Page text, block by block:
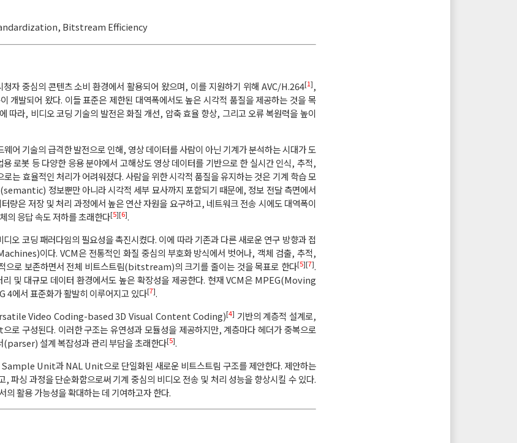
, Bitstream Efficiency
자 중심의 콘텐츠 소비 환경에서 활용되어 왔으며, 이를 지원하기 위해 AVC/H.264[1],
개발되어 왔다. 이들 표준은 제한된 대역폭에서도 높은 시각적 품질을 제공하는 것을 목
따라, 비디오 코딩 기술의 발전은 화질 개선, 압축 효율 향상, 그리고 오류 복원력을 높이
어 기술의 급격한 발전으로 인해, 영상 데이터를 사람이 아닌 기계가 분석하는 시대가 도
로봇 등 다양한 응용 분야에서 고해상도 영상 데이터를 기반으로 한 실시간 인식, 추적,
는 효율적인 처리가 어려워졌다. 사람을 위한 시각적 품질을 유지하는 것은 기계 학습 모
정보뿐만 아니라 시각적 세부 묘사까지 포함되기 때문에, 정보 전달 측면에서
량은 저장 및 처리 과정에서 높은 연산 자원을 요구하고, 네트워크 전송 시에도 대역폭이
의 응답 속도 저하를 초래한다[5][6].
오 코딩 패러다임의 필요성을 촉진시켰다. 이에 따라 기존과 다른 새로운 연구 방향과 접
이다. VCM은 전통적인 화질 중심의 부호화 방식에서 벗어나, 객체 검출, 추적,
으로 보존하면서 전체 비트스트림(bitstream)의 크기를 줄이는 것을 목표로 한다[5][7].
및 대규모 데이터 환경에서도 높은 확장성을 제공한다. 현재 VCM은 MPEG(Moving
서 표준화가 활발히 이루어지고 있다[7].
Video Coding-based 3D Visual Content Coding)[4] 기반의 계층적 설계로,
성된다. 이러한 구조는 유연성과 모듈성을 제공하지만, 계층마다 헤더가 중복으로
설계 복잡성과 관리 부담을 초래한다[5].
Sample Unit과 NAL Unit으로 단일화된 새로운 비트스트림 구조를 제안한다. 제안하는
파싱 과정을 단순화함으로써 기계 중심의 비디오 전송 및 처리 성능을 향상시킬 수 있다.
활용 가능성을 확대하는 데 기여하고자 한다.